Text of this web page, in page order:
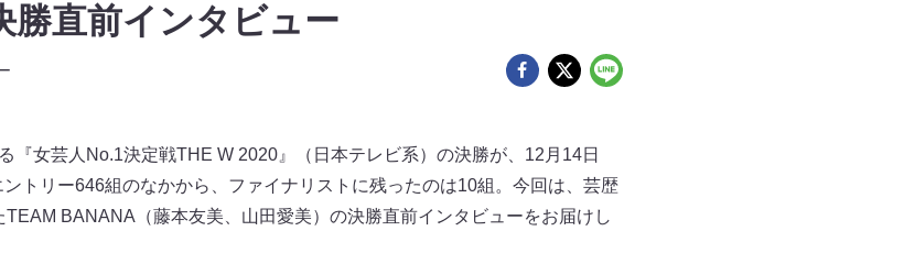
勝直前インタビュー
『女芸人No.1決定戦THE W 2020』（日本テレビ系）の決勝が、12月14日
ントリー646組のなかから、ファイナリストに残ったのは10組。今回は、芸歴
BANANA（藤本友美、山田愛美）の決勝直前インタビューをお届けし